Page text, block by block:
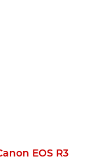
EOS R3